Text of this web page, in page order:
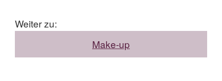
Weiter zu:
Make-up